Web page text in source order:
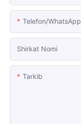
Telefon/whatsApp
Shirkat Nomi
Tarkib